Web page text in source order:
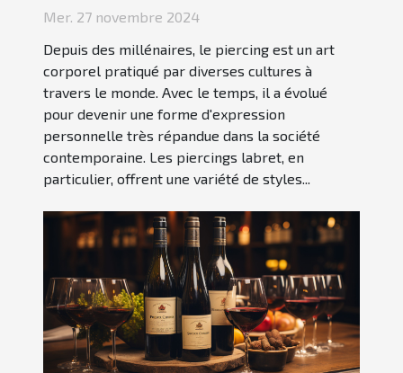
Mer. 27 novembre 2024
Depuis des millénaires, le piercing est un art
corporel pratiqué par diverses cultures à
travers le monde. Avec le temps, il a évolué
pour devenir une forme d'expression
personnelle très répandue dans la société
contemporaine. Les piercings labret, en
particulier, offrent une variété de styles...